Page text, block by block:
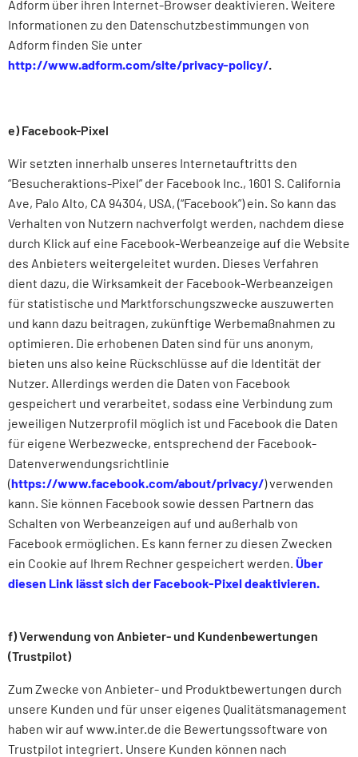
Adform über ihren Internet-Browser deaktivieren. Weitere
Informationen zu den Datenschutzbestimmungen von
Adform finden Sie unter
http://www.adform.com/site/privacy-policy/.
e) Facebook-Pixel
Wir setzten innerhalb unseres Internetauftritts den
“Besucheraktions-Pixel” der Facebook Inc., 1601 S. California
Ave, Palo Alto, CA 94304, USA, (“Facebook”) ein. So kann das
Verhalten von Nutzern nachverfolgt werden, nachdem diese
durch Klick auf eine Facebook-Werbeanzeige auf die Website
des Anbieters weitergeleitet wurden. Dieses Verfahren
dient dazu, die Wirksamkeit der Facebook-Werbeanzeigen
für statistische und Marktforschungszwecke auszuwerten
und kann dazu beitragen, zukünftige Werbemaßnahmen zu
optimieren. Die erhobenen Daten sind für uns anonym,
bieten uns also keine Rückschlüsse auf die Identität der
Nutzer. Allerdings werden die Daten von Facebook
gespeichert und verarbeitet, sodass eine Verbindung zum
jeweiligen Nutzerprofil möglich ist und Facebook die Daten
für eigene Werbezwecke, entsprechend der Facebook-
Datenverwendungsrichtlinie
(https://www.facebook.com/about/privacy/) verwenden
kann. Sie können Facebook sowie dessen Partnern das
Schalten von Werbeanzeigen auf und außerhalb von
Facebook ermöglichen. Es kann ferner zu diesen Zwecken
ein Cookie auf Ihrem Rechner gespeichert werden. Über
diesen Link lässt sich der Facebook-Pixel deaktivieren.
f) Verwendung von Anbieter- und Kundenbewertungen
(Trustpilot)
Zum Zwecke von Anbieter- und Produktbewertungen durch
unsere Kunden und für unser eigenes Qualitätsmanagement
haben wir auf www.inter.de die Bewertungssoftware von
Trustpilot integriert. Unsere Kunden können nach